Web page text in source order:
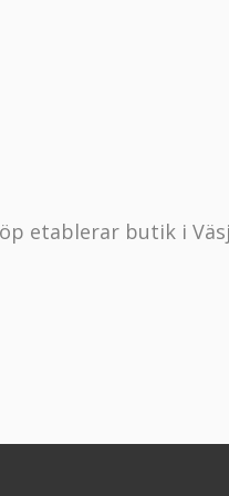
etablerar butik i